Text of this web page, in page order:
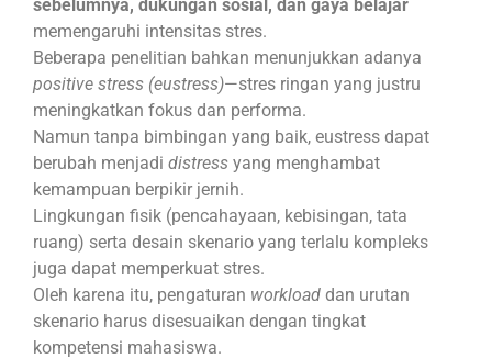
sebelumnya, dukungan sosial, dan gaya belajar
memengaruhi intensitas stres.
Beberapa penelitian bahkan menunjukkan adanya
positive stress (eustress)—stres ringan yang justru
meningkatkan fokus dan performa.
Namun tanpa bimbingan yang baik, eustress dapat
berubah menjadi distress yang menghambat
kemampuan berpikir jernih.
Lingkungan fisik (pencahayaan, kebisingan, tata
ruang) serta desain skenario yang terlalu kompleks
juga dapat memperkuat stres.
Oleh karena itu, pengaturan workload dan urutan
skenario harus disesuaikan dengan tingkat
kompetensi mahasiswa.